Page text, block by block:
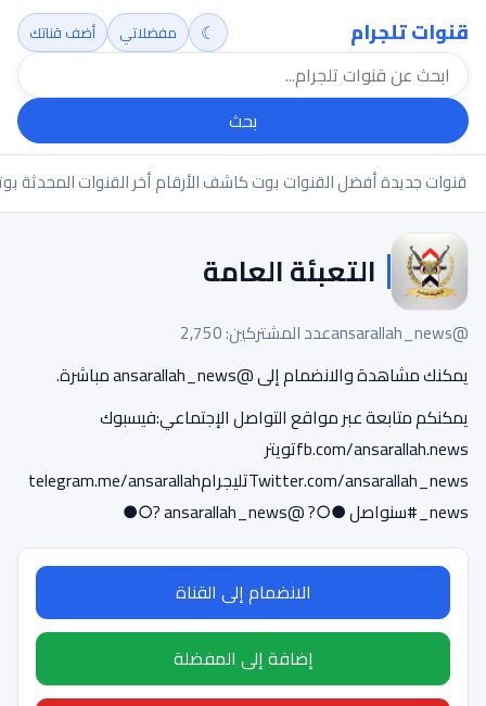
قنوات تلجرام
بحث
☾ مفضلاتي أضف قناتك
قنوات جديدةأفضل القنواتبوت كاشف الأرقامأخر القنوات المحدثة
التعبئة العامة
@ansarallah_news
عدد المشتركين: 2,750
يمكنك مشاهدة والانضمام إلى @ansarallah_news مباشرة.
يمكنكم متابعة عبر مواقع التواصل الإجتماعي:فيسبوك
fb.com/ansarallah.newsتويتر
Twitter.com/ansarallah_newsتليجرامtelegram.me/ansarallah
_news#سنواصل ●○? @ansarallah_news ?○●
الانضمام إلى القناة
إضافة إلى المفضلة